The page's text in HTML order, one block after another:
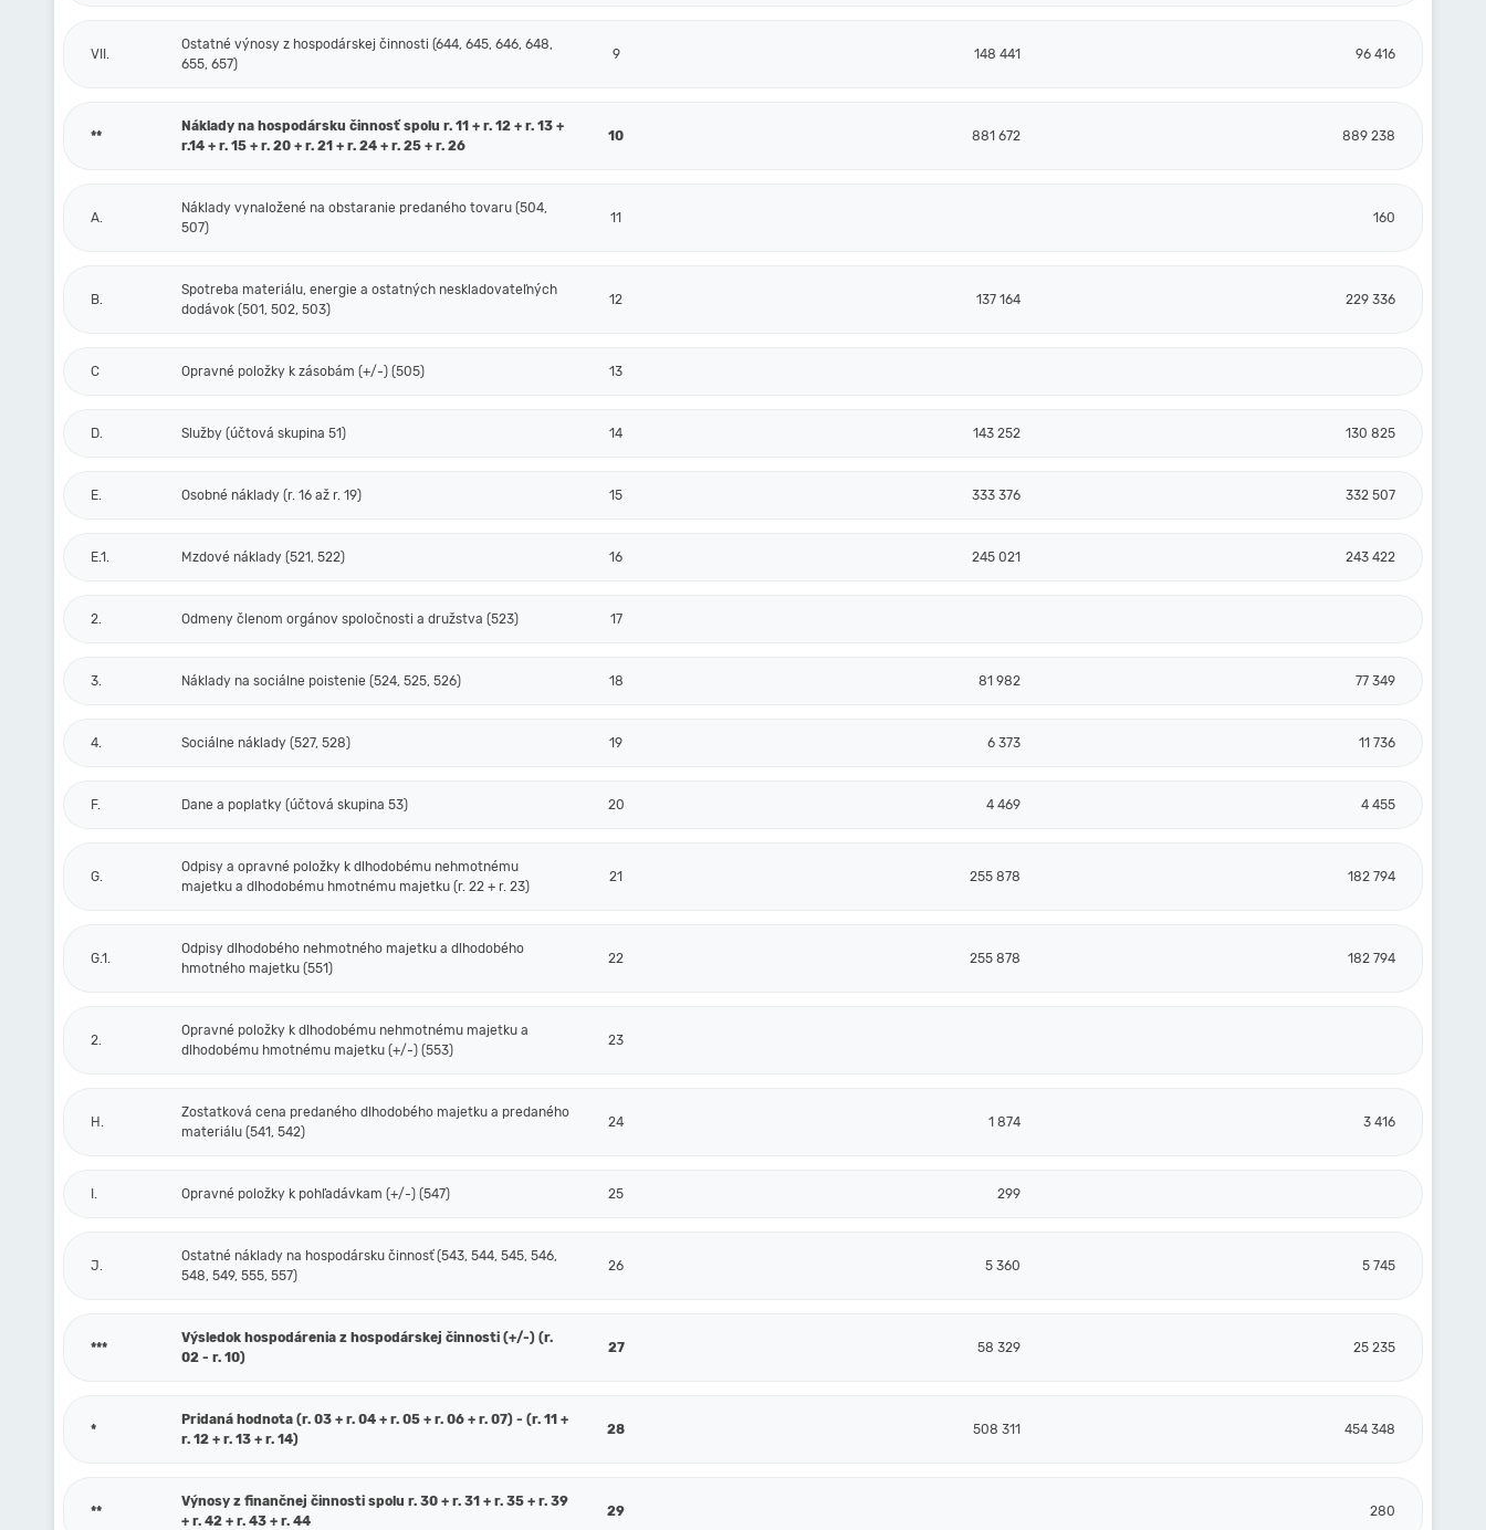
VII.
Ostatné výnosy z hospodárskej činnosti (644, 645, 646, 648,
655, 657)
9 148 441 96 416
**
Náklady na hospodársku činnosť spolu r. 11 + r. 12 + r. 13 +
r.14 + r. 15 + r. 20 + r. 21 + r. 24 + r. 25 + r. 26
10 881 672 889 238
A.
Náklady vynaložené na obstaranie predaného tovaru (504,
507)
11 160
B.
Spotreba materiálu, energie a ostatných neskladovateľných
dodávok (501, 502, 503)
12 137 164 229 336
C Opravné položky k zásobám (+/-) (505) 13
D. Služby (účtová skupina 51) 14 143 252 130 825
E. Osobné náklady (r. 16 až r. 19) 15 333 376 332 507
E.1. Mzdové náklady (521, 522) 16 245 021 243 422
2. Odmeny členom orgánov spoločnosti a družstva (523) 17
3. Náklady na sociálne poistenie (524, 525, 526) 18 81 982 77 349
4. Sociálne náklady (527, 528) 19 6 373 11 736
F. Dane a poplatky (účtová skupina 53) 20 4 469 4 455
G.
Odpisy a opravné položky k dlhodobému nehmotnému
majetku a dlhodobému hmotnému majetku (r. 22 + r. 23)
21 255 878 182 794
G.1.
Odpisy dlhodobého nehmotného majetku a dlhodobého
hmotného majetku (551)
22 255 878 182 794
2.
Opravné položky k dlhodobému nehmotnému majetku a
dlhodobému hmotnému majetku (+/-) (553)
23
H.
Zostatková cena predaného dlhodobého majetku a predaného
materiálu (541, 542)
24 1 874 3 416
I. Opravné položky k pohľadávkam (+/-) (547) 25 299
J.
Ostatné náklady na hospodársku činnosť (543, 544, 545, 546,
548, 549, 555, 557)
26 5 360 5 745
***
Výsledok hospodárenia z hospodárskej činnosti (+/-) (r.
02 - r. 10)
27 58 329 25 235
*
Pridaná hodnota (r. 03 + r. 04 + r. 05 + r. 06 + r. 07) - (r. 11 +
r. 12 + r. 13 + r. 14)
28 508 311 454 348
**
Výnosy z finančnej činnosti spolu r. 30 + r. 31 + r. 35 + r. 39
+ r. 42 + r. 43 + r. 44
29 280